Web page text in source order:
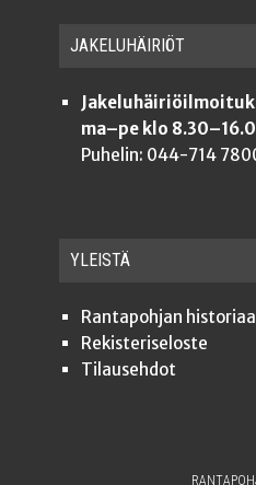
JAKE­LU­HÄI­RIÖT
ma–pe klo
Puhelin: 044-714
YLEISTÄ
Ran­ta­poh­jan historiaa
Rekis­te­ri­se­los­te
Tilauseh­dot